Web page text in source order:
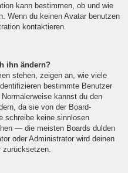
kann bestimmen, ob und wie
Wenn du keinen Avatar benutzen
kontaktieren.
ihn ändern?
stehen, zeigen an, wie viele
bestimmte Benutzer
kannst du den
da sie von der Board-
schreibe keine sinnlosen
— die meisten Boards dulden
oder Administrator wird deinen
zurücksetzen.